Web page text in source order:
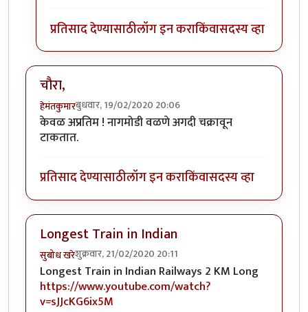
प्रतिसाद देण्यासाठीलॉग इन कराकिंवासदस्य व्हा
चौरा,
हेमंतकुमारबुधवार, 19/02/2020 20:06
केवळ अप्रतिम ! नागमोडी वळणे अगदी चक्रावून
टाकतात.
प्रतिसाद देण्यासाठीलॉग इन कराकिंवासदस्य व्हा
Longest Train in Indian
सुबोध खरेशुक्रवार, 21/02/2020 20:11
Longest Train in Indian Railways 2 KM Long
https://www.youtube.com/watch?
v=sJJcKG6ix5M